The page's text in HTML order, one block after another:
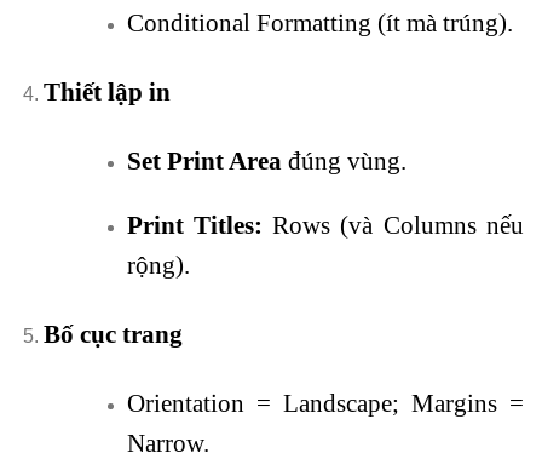
Conditional Formatting (ít mà trúng).
Thiết lập in
Set Print Area đúng vùng.
Print Titles: Rows (và Columns nếu
rộng).
Bố cục trang
Orientation = Landscape; Margins =
Narrow.